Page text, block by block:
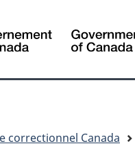
correctionnel Canada